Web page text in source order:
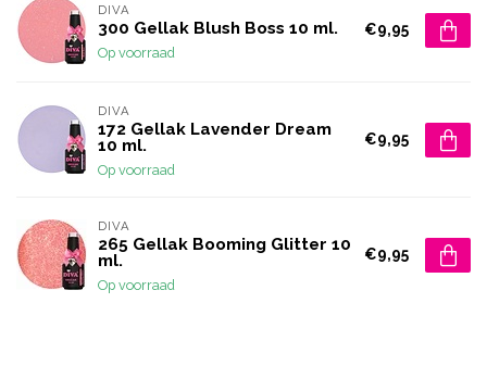
DIVA
300 Gellak Blush Boss 10 ml.
Op voorraad
€9,95
DIVA
172 Gellak Lavender Dream
10 ml.
Op voorraad
€9,95
DIVA
265 Gellak Booming Glitter 10
ml.
Op voorraad
€9,95